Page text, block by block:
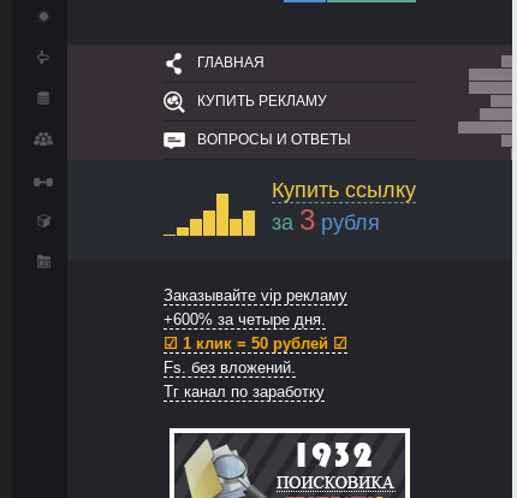
ГЛАВНАЯ
КУПИТЬ РЕКЛАМУ
ВОПРОСЫ И ОТВЕТЫ
Купить ссылку
за 3 рубля
Заказывайте vip рекламу
+600% за четыре дня.
☑ 1 клик = 50 рублей ☑
Fs. без вложений.
Тг канал по заработку